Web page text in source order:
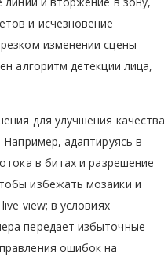
и исчезновение
изменении сцены
алгоритм детекции лица,
для улучшения качества
Например, адаптируясь в
в битах и разрешение
избежать мозаики и
view; в условиях
передает избыточные
ошибок на